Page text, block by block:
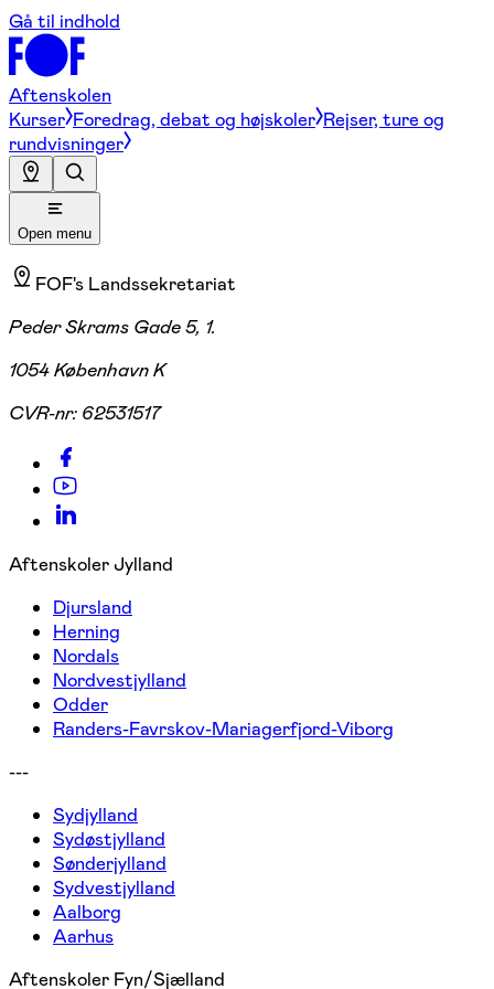
Gå til indhold
Aftenskolen
Kurser Foredrag, debat og højskoler Rejser, ture og
rundvisninger
Open menu
FOF's Landssekretariat
Peder Skrams Gade 5, 1.
1054 København K
CVR-nr: 62531517
Aftenskoler Jylland
Djursland
Herning
Nordals
Nordvestjylland
Odder
Randers-Favrskov-Mariagerfjord-Viborg
---
Sydjylland
Sydøstjylland
Sønderjylland
Sydvestjylland
Aalborg
Aarhus
Aftenskoler Fyn/Sjælland